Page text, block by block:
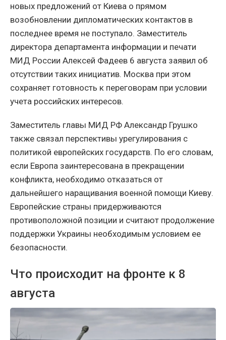
новых предложений от Киева о прямом
возобновлении дипломатических контактов в
последнее время не поступало. Заместитель
директора департамента информации и печати
МИД России Алексей Фадеев 6 августа заявил об
отсутствии таких инициатив. Москва при этом
сохраняет готовность к переговорам при условии
учета российских интересов.
Заместитель главы МИД РФ Александр Грушко
также связал перспективы урегулирования с
политикой европейских государств. По его словам,
если Европа заинтересована в прекращении
конфликта, необходимо отказаться от
дальнейшего наращивания военной помощи Киеву.
Европейские страны придерживаются
противоположной позиции и считают продолжение
поддержки Украины необходимым условием ее
безопасности.
Что происходит на фронте к 8
августа